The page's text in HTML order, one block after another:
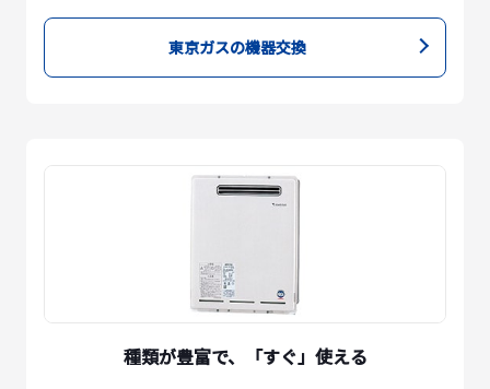
東京ガスの機器交換
種類が豊富で、「すぐ」使える